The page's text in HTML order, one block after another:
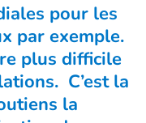
pour les
par exemple.
plus difficile
C’est la
la